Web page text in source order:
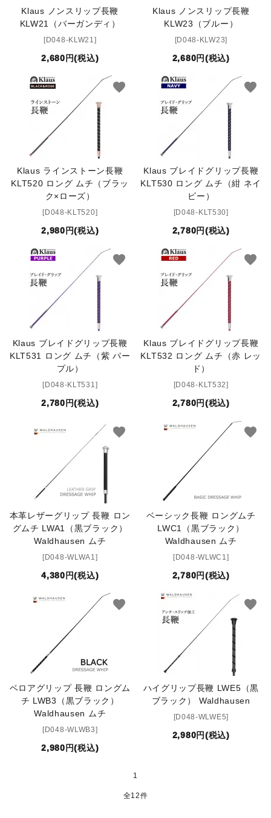
鐙(あぶみ)・鐙革
ゼッケン・パッド
頭絡・手綱・ハミ・耳ネット
ホルター・ロープ
馬プロテクター・肢巻・わんこ
手入れ用品・厩舎用品
鞍・サドル用品・腹帯
調教用具
セット品
馬グッズ・アクセサリー
その他ペットグッズ
アウトレット商品
ブランド一覧
コンテンツ記事
お買い物ガイド
よくあるご質問（FAQ）
交換・返品について
プライバシーポリシー
特定商取引法について
お問い合わせ
Klaus ノンスリップ長鞭
KLW21（バーガンディ）
[D048-KLW21]
2,680円(税込)
Klaus ノンスリップ長鞭
KLW23（ブルー）
[D048-KLW23]
2,680円(税込)
Klaus ラインストーン長鞭
KLT520 ロング ムチ（ブラッ
ク×ローズ）
[D048-KLT520]
2,980円(税込)
favorite
Klaus ブレイドグリップ長鞭
KLT530 ロング ムチ（紺 ネイ
ビー）
[D048-KLT530]
2,780円(税込)
favorite
Klaus ブレイドグリップ長鞭
KLT531 ロング ムチ（紫 パー
プル）
[D048-KLT531]
2,780円(税込)
favorite
Klaus ブレイドグリップ長鞭
KLT532 ロング ムチ（赤 レッ
ド）
[D048-KLT532]
2,780円(税込)
favorite
本革レザーグリップ 長鞭 ロン
グムチ LWA1（黒ブラック）
Waldhausen ムチ
[D048-WLWA1]
4,380円(税込)
favorite
ベーシック長鞭 ロングムチ
LWC1（黒ブラック）
Waldhausen ムチ
[D048-WLWC1]
2,780円(税込)
favorite
ベロアグリップ 長鞭 ロングム
チ LWB3（黒ブラック）
Waldhausen ムチ
[D048-WLWB3]
2,980円(税込)
favorite
ハイグリップ長鞭 LWE5（黒
ブラック） Waldhausen
[D048-WLWE5]
2,980円(税込)
favorite
1
全12件